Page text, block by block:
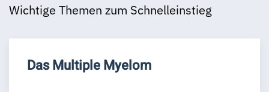
Wichtige Themen zum Schnelleinstieg
Das Multiple Myelom